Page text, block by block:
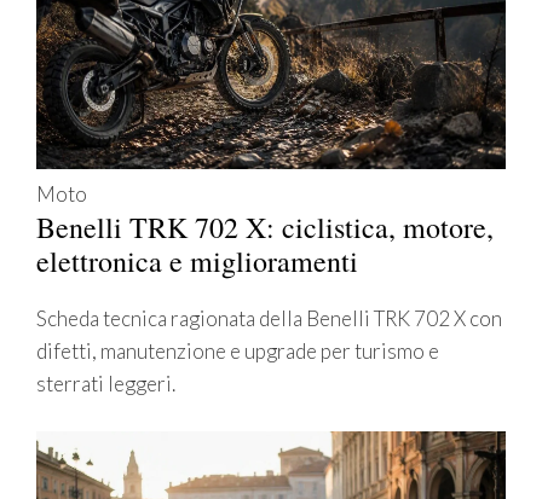
Moto
Benelli TRK 702 X: ciclistica, motore,
elettronica e miglioramenti
Scheda tecnica ragionata della Benelli TRK 702 X con
difetti, manutenzione e upgrade per turismo e
sterrati leggeri.